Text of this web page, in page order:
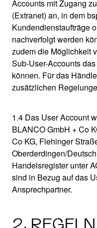
Accounts mit Zugang
(Extranet) an, in dem
Kundendienstaufträge
nachverfolgt werden
zudem die Möglichkeit
Sub-User-Accounts
können. Für das
zusätzlichen
1.4 Das User Account
BLANCO GmbH + Co
Co KG, Flehinger
Oberderdingen/
Handelsregister unter
sind in Bezug auf das
Ansprechpartner.
2.